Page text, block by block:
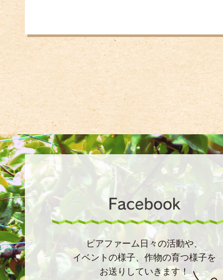
ピアファーム日々の活動や、
イベントの様子、作物の育つ様子を
お送りしていきます！